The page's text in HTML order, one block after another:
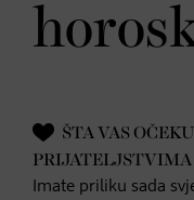
ŠTA VAS
Imate priliku sada